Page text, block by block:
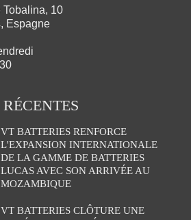
10
Espagne
VT BATTERIES RENFORCE
L'EXPANSION INTERNATIONALE
DE LA GAMME DE BATTERIES
LUCAS AVEC SON ARRIVÉE AU
MOZAMBIQUE
VT BATTERIES CLÔTURE UNE